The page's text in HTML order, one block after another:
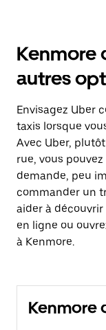
Kenmore
autres
Envisagez Uber
taxis lorsque
Avec Uber,
rue, vous
demande, peu
commander un
aider à
en ligne ou
à Kenmore.
Kenmore